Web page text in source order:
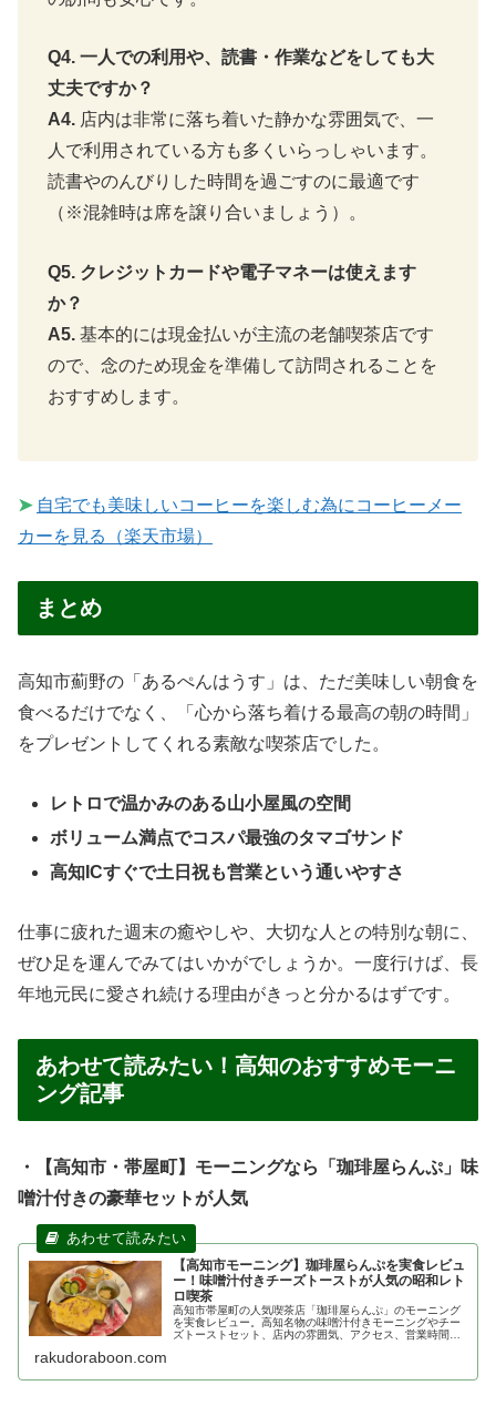
Q4. 一人での利用や、読書・作業などをしても大
丈夫ですか？
A4. 店内は非常に落ち着いた静かな雰囲気で、一
人で利用されている方も多くいらっしゃいます。
読書やのんびりした時間を過ごすのに最適です
（※混雑時は席を譲り合いましょう）。
Q5. クレジットカードや電子マネーは使えます
か？
A5. 基本的には現金払いが主流の老舗喫茶店です
ので、念のため現金を準備して訪問されることを
おすすめします。
➤ 自宅でも美味しいコーヒーを楽しむ為にコーヒーメー
カーを見る（楽天市場）
まとめ
高知市薊野の「あるぺんはうす」は、ただ美味しい朝食を
食べるだけでなく、「心から落ち着ける最高の朝の時間」
をプレゼントしてくれる素敵な喫茶店でした。
レトロで温かみのある山小屋風の空間
ボリューム満点でコスパ最強のタマゴサンド
高知ICすぐで土日祝も営業という通いやすさ
仕事に疲れた週末の癒やしや、大切な人との特別な朝に、
ぜひ足を運んでみてはいかがでしょうか。一度行けば、長
年地元民に愛され続ける理由がきっと分かるはずです。
あわせて読みたい！高知のおすすめモーニ
ング記事
・【高知市・帯屋町】モーニングなら「珈琲屋らんぷ」味
噌汁付きの豪華セットが人気
【高知市モーニング】珈琲屋らんぷを実食レビュ
ー！味噌汁付きチーズトーストが人気の昭和レト
ロ喫茶
高知市帯屋町の人気喫茶店「珈琲屋らんぷ」のモーニング
を実食レビュー。高知名物の味噌汁付きモーニングやチー
ズトーストセット、店内の雰囲気、アクセス、営業時間を
rakudoraboon.com